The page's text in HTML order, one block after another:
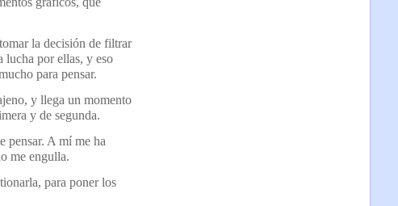
la decisión de filtrar
lucha por ellas, y eso
para pensar.
y llega un momento
y de segunda.
pensar. A mí me ha
me engulla.
para poner los